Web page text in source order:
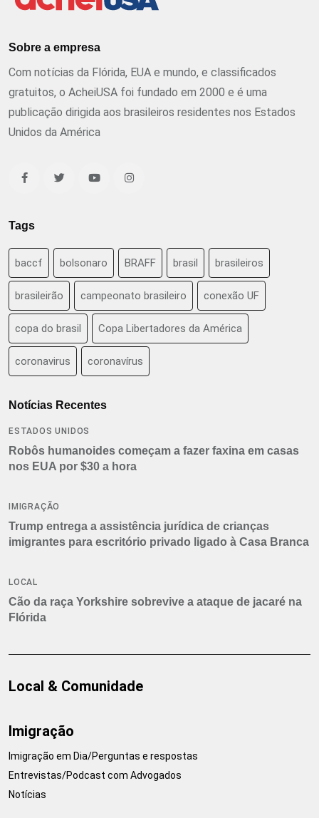
Sobre a empresa
Com notícias da Flórida, EUA e mundo, e classificados
gratuitos, o AcheiUSA foi fundado em 2000 e é uma
publicação dirigida aos brasileiros residentes nos Estados
Unidos da América
Tags
baccf bolsonaro BRAFF brasil brasileiros
brasileirão campeonato brasileiro conexão UF
copa do brasil Copa Libertadores da América
coronavirus coronavírus
Notícias Recentes
ESTADOS UNIDOS
Robôs humanoides começam a fazer faxina em casas
nos EUA por $30 a hora
IMIGRAÇÃO
Trump entrega a assistência jurídica de crianças
imigrantes para escritório privado ligado à Casa Branca
LOCAL
Cão da raça Yorkshire sobrevive a ataque de jacaré na
Flórida
Local & Comunidade
Imigração
Imigração em Dia/Perguntas e respostas
Entrevistas/Podcast com Advogados
Notícias